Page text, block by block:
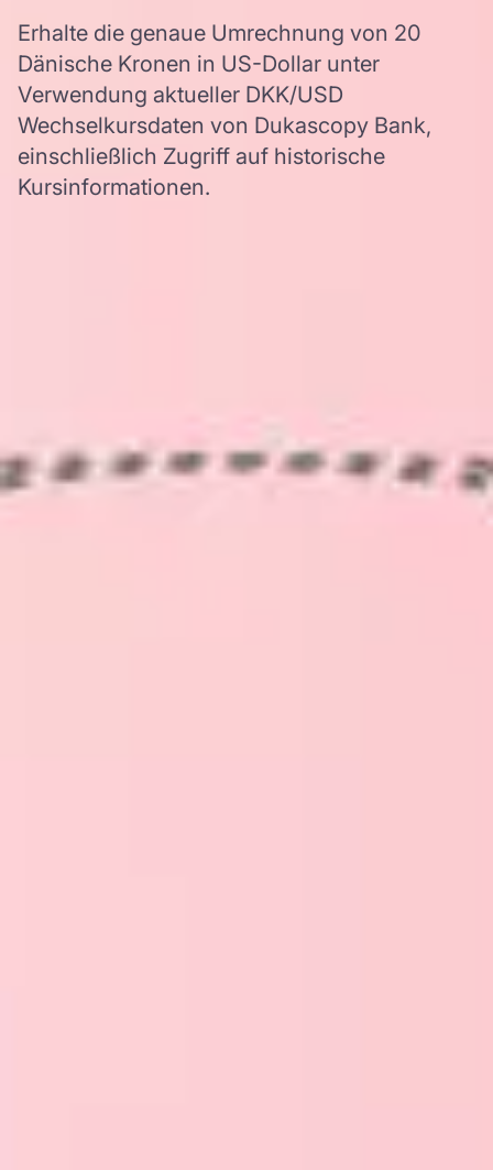
Erhalte die genaue Umrechnung von 20
Dänische Kronen in US-Dollar unter
Verwendung aktueller DKK/USD
Wechselkursdaten von Dukascopy Bank,
einschließlich Zugriff auf historische
Kursinformationen.